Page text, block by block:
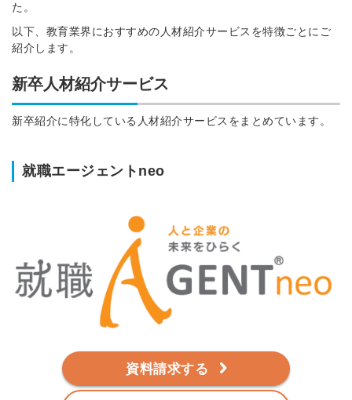
た。
以下、教育業界におすすめの人材紹介サービスを特徴ごとにご
紹介します。
新卒人材紹介サービス
新卒紹介に特化している人材紹介サービスをまとめています。
就職エージェントneo
資料請求する